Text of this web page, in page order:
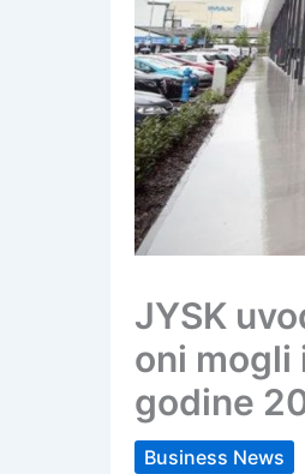
JYSK
oni mogli
godine
Business News